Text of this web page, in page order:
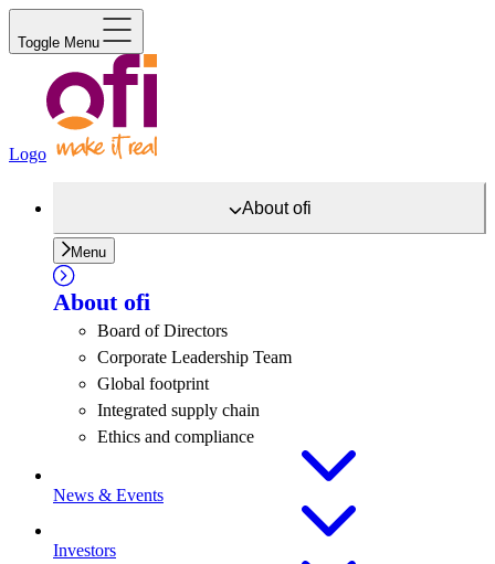
Toggle Menu
Logo
Aboutofi
Menu
About ofi
Board of Directors
Corporate Leadership Team
Global footprint
Integrated supply chain
Ethics and compliance
News & Events
Investors